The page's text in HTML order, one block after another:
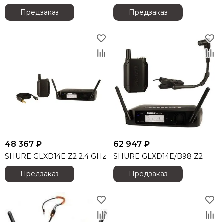
Light Sky
Light Union
Magmatic FX
Martin
Midas
Neutrik
Neumann
OnStage
Obsidian
PowerSoft
Предзаказ
Предзаказ
48 367 ₽
SHURE GLXD14E Z2 2.4 GHz
Предзаказ
62 947 ₽
SHURE GLXD14E/B98 Z2
Предзаказ